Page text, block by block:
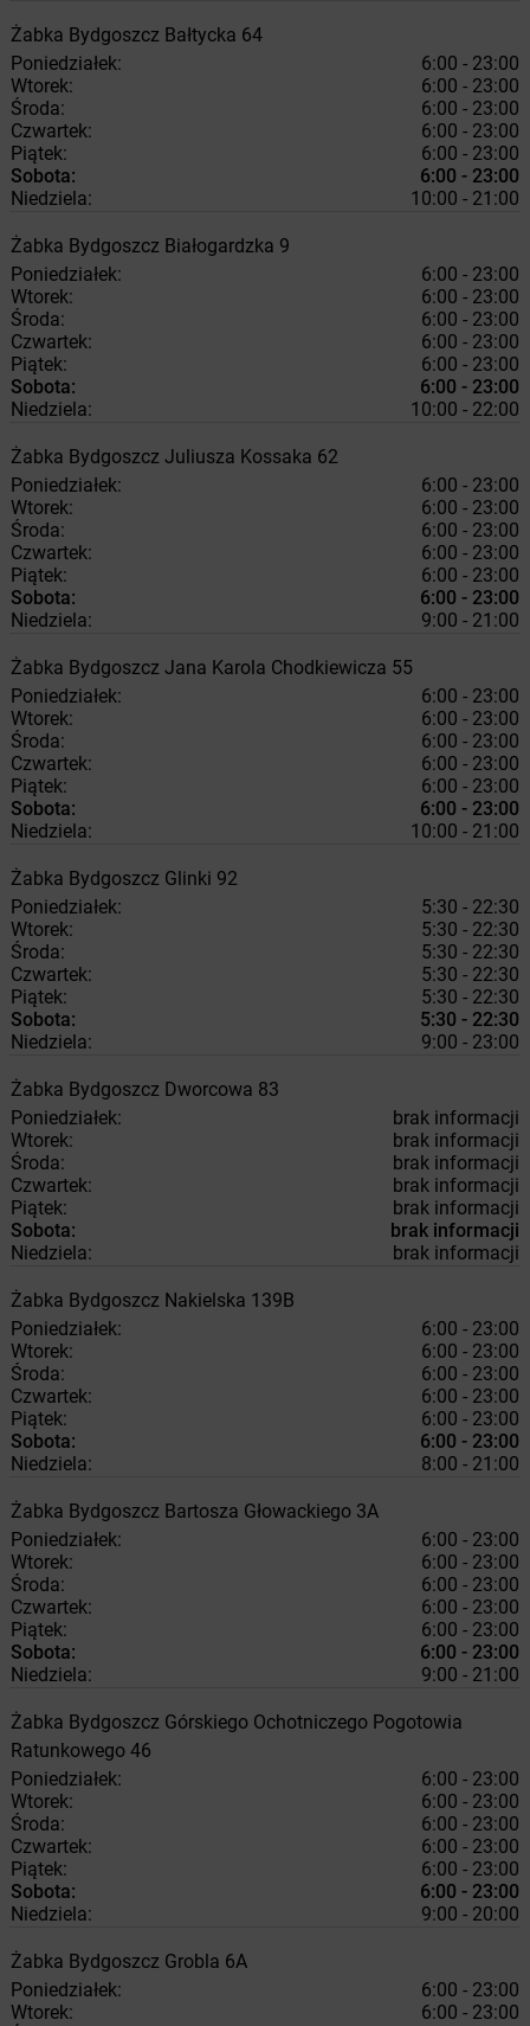
Żabka Bydgoszcz Bałtycka 64
Poniedziałek:
6:00 - 23:00
Wtorek:
6:00 - 23:00
Środa:
6:00 - 23:00
Czwartek:
6:00 - 23:00
Piątek:
6:00 - 23:00
Sobota:
6:00 - 23:00
Niedziela:
10:00 - 21:00
Żabka Bydgoszcz Białogardzka 9
Poniedziałek:
6:00 - 23:00
Wtorek:
6:00 - 23:00
Środa:
6:00 - 23:00
Czwartek:
6:00 - 23:00
Piątek:
6:00 - 23:00
Sobota:
6:00 - 23:00
Niedziela:
10:00 - 22:00
Żabka Bydgoszcz Juliusza Kossaka 62
Poniedziałek:
6:00 - 23:00
Wtorek:
6:00 - 23:00
Środa:
6:00 - 23:00
Czwartek:
6:00 - 23:00
Piątek:
6:00 - 23:00
Sobota:
6:00 - 23:00
Niedziela:
9:00 - 21:00
Żabka Bydgoszcz Jana Karola Chodkiewicza 55
Poniedziałek:
6:00 - 23:00
Wtorek:
6:00 - 23:00
Środa:
6:00 - 23:00
Czwartek:
6:00 - 23:00
Piątek:
6:00 - 23:00
Sobota:
6:00 - 23:00
Niedziela:
10:00 - 21:00
Żabka Bydgoszcz Glinki 92
Poniedziałek:
5:30 - 22:30
Wtorek:
5:30 - 22:30
Środa:
5:30 - 22:30
Czwartek:
5:30 - 22:30
Piątek:
5:30 - 22:30
Sobota:
5:30 - 22:30
Niedziela:
9:00 - 23:00
Żabka Bydgoszcz Dworcowa 83
Poniedziałek:
brak informacji
Wtorek:
brak informacji
Środa:
brak informacji
Czwartek:
brak informacji
Piątek:
brak informacji
Sobota:
brak informacji
Niedziela:
brak informacji
Żabka Bydgoszcz Nakielska 139B
Poniedziałek:
6:00 - 23:00
Wtorek:
6:00 - 23:00
Środa:
6:00 - 23:00
Czwartek:
6:00 - 23:00
Piątek:
6:00 - 23:00
Sobota:
6:00 - 23:00
Niedziela:
8:00 - 21:00
Żabka Bydgoszcz Bartosza Głowackiego 3A
Poniedziałek:
6:00 - 23:00
Wtorek:
6:00 - 23:00
Środa:
6:00 - 23:00
Czwartek:
6:00 - 23:00
Piątek:
6:00 - 23:00
Sobota:
6:00 - 23:00
Niedziela:
9:00 - 21:00
Żabka Bydgoszcz Górskiego Ochotniczego Pogotowia
Ratunkowego 46
Poniedziałek:
6:00 - 23:00
Wtorek:
6:00 - 23:00
Środa:
6:00 - 23:00
Czwartek:
6:00 - 23:00
Piątek:
6:00 - 23:00
Sobota:
6:00 - 23:00
Niedziela:
9:00 - 20:00
Żabka Bydgoszcz Grobla 6A
Poniedziałek:
6:00 - 23:00
Wtorek:
6:00 - 23:00